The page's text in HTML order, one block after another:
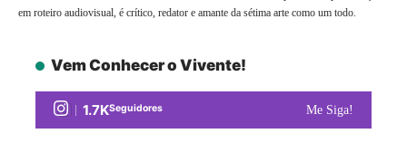
em roteiro audiovisual, é crítico, redator e amante da sétima arte como um todo.
Vem Conhecer o Vivente!
1.7KSeguidores Me Siga!